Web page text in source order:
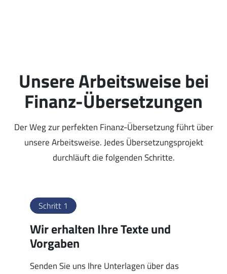
Unsere Arbeitsweise bei
Finanz-Übersetzungen
Der Weg zur perfekten Finanz-Übersetzung führt über
unsere Arbeitsweise. Jedes Übersetzungsprojekt
durchläuft die folgenden Schritte.
Schritt 1
Wir erhalten Ihre Texte und
Vorgaben
Senden Sie uns Ihre Unterlagen über das